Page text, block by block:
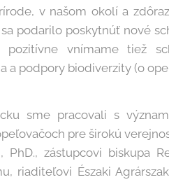
v našom okolí a
podarilo poskytnúť nové
pozitívne vnímame tiež
a podpory biodiverzity (o
sme pracovali s
pre širokú
PhD., zástupcovi biskupa
riaditeľovi Északi